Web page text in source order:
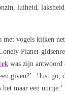
luiheid,
met vogels kijken
Planet-
was zijn antwoord
given?’: ‘Just
maar een